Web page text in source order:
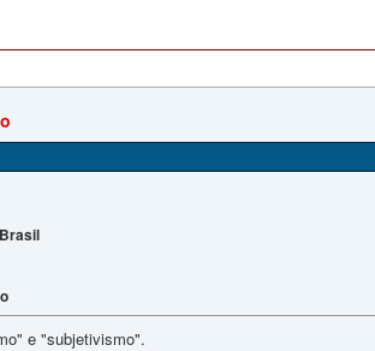
e "subjetivismo".